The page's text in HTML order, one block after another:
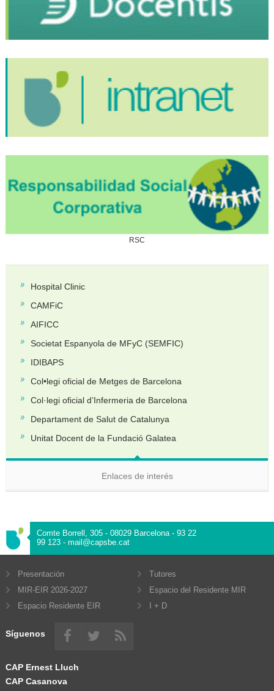
RSC
Hospital Clinic
CAMFiC
AIFICC
Societat Espanyola de MFyC (SEMFIC)
IDIBAPS
Col•legi oficial de Metges de Barcelona
Col·legi oficial d’Infermeria de Barcelona
Departament de Salut de Catalunya
Unitat Docent de la Fundació Galatea
Enlaces de interés
Comte Borrell, 305 - 08029 Barcelona - 93 22
99 123 - mail@capsbe.cat
Presentación
Tutores
MIR-EIR 2026-2027
Espacio del Residente MIR
Espacio Residente EIR
I + D
Síguenos
CAP Ernest Lluch
CAP Casanova